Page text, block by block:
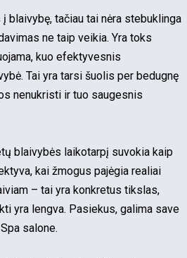
blaivybę, tačiau tai nėra stebuklinga
ne taip veikia. Yra toks
kuo efektyvesnis
Tai yra tarsi šuolis per bedugnę
nenukristi ir tuo saugesnis
blaivybės laikotarpį suvokia kaip
kai žmogus pajėgia realiai
– tai yra konkretus tikslas,
yra lengva. Pasiekus, galima save
salone.